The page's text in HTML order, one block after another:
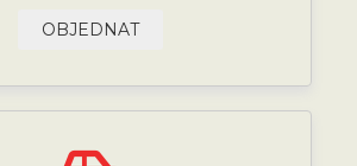
OBJEDNAT